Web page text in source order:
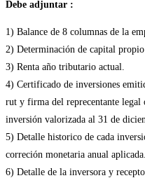
Debe adjuntar :
1) Balance de 8 columnas de la
2) Determinación de capital
3) Renta año tributario actual.
4) Certificado de inversiones
rut y firma del reprecentante legal
inversión valorizada al 31 de
5) Detalle historico de cada
correción monetaria anual aplicada.
6) Detalle de la inversora y